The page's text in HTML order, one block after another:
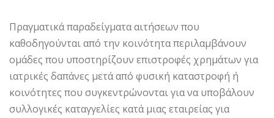
Πραγματικά παραδείγματα αιτήσεων που
καθοδηγούνται από την κοινότητα περιλαμβάνουν
ομάδες που υποστηρίζουν επιστροφές χρημάτων για
ιατρικές δαπάνες μετά από φυσική καταστροφή ή
κοινότητες που συγκεντρώνονται για να υποβάλουν
συλλογικές καταγγελίες κατά μιας εταιρείας για